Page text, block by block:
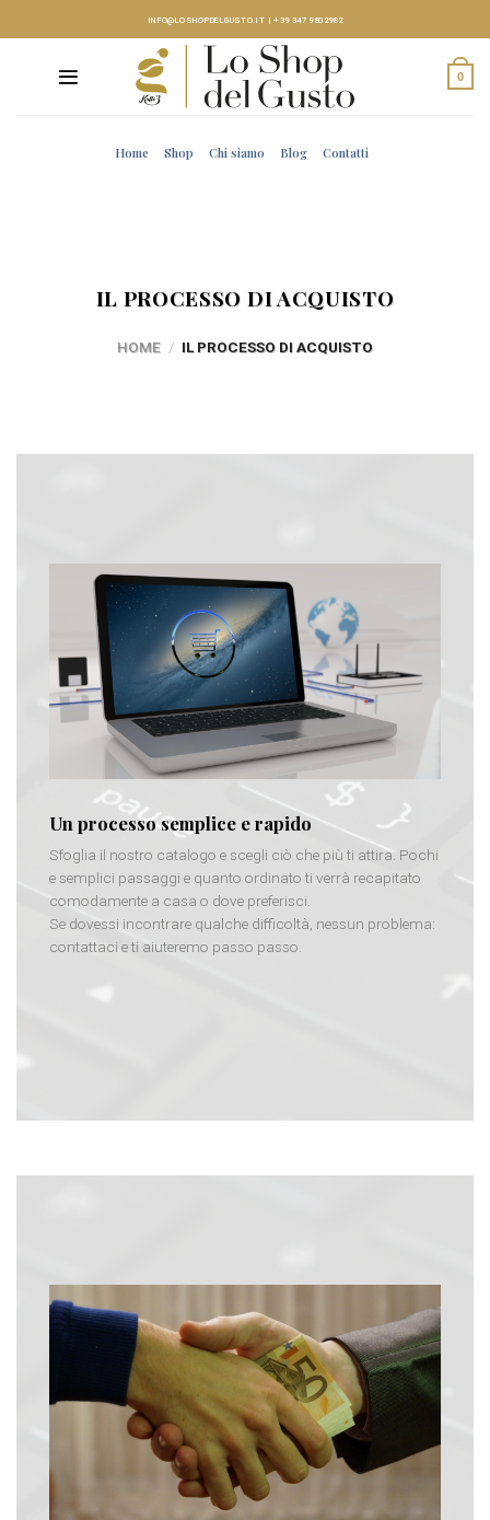
INFO@LOSHOPDELGUSTO.IT |+39 347 9802982
0
Home Shop Chi siamo Blog Contatti
IL PROCESSO DI ACQUISTO
HOME / IL PROCESSO DI ACQUISTO
Un processo semplice e rapido
Sfoglia il nostro catalogo e scegli ciò che più ti attira. Pochi
e semplici passaggi e quanto ordinato ti verrà recapitato
comodamente a casa o dove preferisci.
Se dovessi incontrare qualche difficoltà, nessun problema:
contattaci e ti aiuteremo passo passo.